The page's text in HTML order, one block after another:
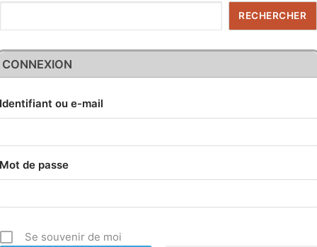
RECHERCHER
CONNEXION
Identifiant ou e-mail
Mot de passe
Se souvenir de moi